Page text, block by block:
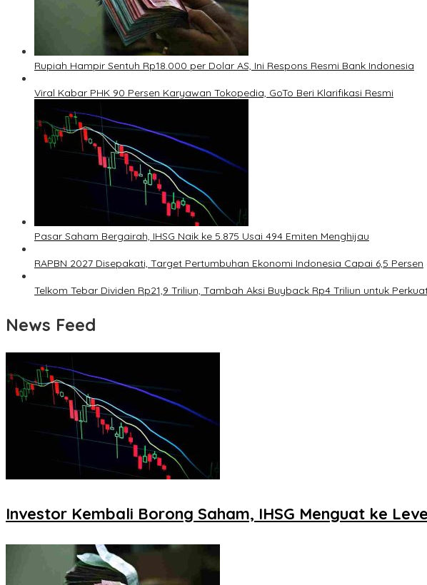
Rupiah Hampir Sentuh Rp18.000 per Dolar AS, Ini Respons Resmi Bank Indonesia
Viral Kabar PHK 90 Persen Karyawan Tokopedia, GoTo Beri Klarifikasi Resmi
Pasar Saham Bergairah, IHSG Naik ke 5.875 Usai 494 Emiten Menghijau
RAPBN 2027 Disepakati, Target Pertumbuhan Ekonomi Indonesia Capai 6,5 Persen
Telkom Tebar Dividen Rp21,9 Triliun, Tambah Aksi Buyback Rp4 Triliun untuk
News Feed
Investor Kembali Borong Saham, IHSG Menguat ke